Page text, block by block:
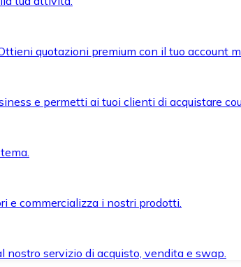
quotazioni premium con il tuo account
e permetti ai tuoi clienti di acquistare
e commercializza i nostri prodotti.
servizio di acquisto, vendita e swap.